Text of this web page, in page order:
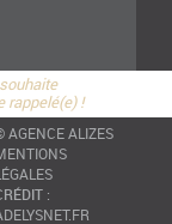
AGENCE ALIZES
:
rappelé(e) !